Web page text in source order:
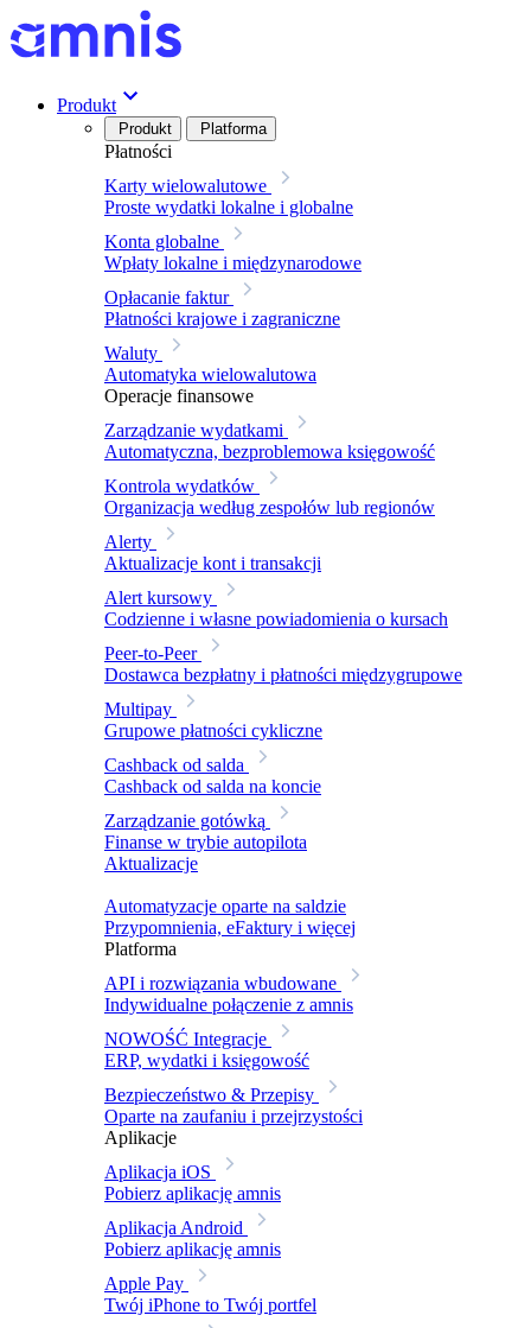
Produkt
Produkt Platforma
Płatności
Karty wielowalutowe
Proste wydatki lokalne i globalne
Konta globalne
Wpłaty lokalne i międzynarodowe
Opłacanie faktur
Płatności krajowe i zagraniczne
Waluty
Automatyka wielowalutowa
Operacje finansowe
Zarządzanie wydatkami
Automatyczna, bezproblemowa księgowość
Kontrola wydatków
Organizacja według zespołów lub regionów
Alerty
Aktualizacje kont i transakcji
Alert kursowy
Codzienne i własne powiadomienia o kursach
Peer-to-Peer
Dostawca bezpłatny i płatności międzygrupowe
Multipay
Grupowe płatności cykliczne
Cashback od salda
Cashback od salda na koncie
Zarządzanie gotówką
Finanse w trybie autopilota
Aktualizacje
Automatyzacje oparte na saldzie
Przypomnienia, eFaktury i więcej
Platforma
API i rozwiązania wbudowane
Indywidualne połączenie z amnis
NOWOŚĆ Integracje
ERP, wydatki i księgowość
Bezpieczeństwo & Przepisy
Oparte na zaufaniu i przejrzystości
Aplikacje
Aplikacja iOS
Pobierz aplikację amnis
Aplikacja Android
Pobierz aplikację amnis
Apple Pay
Twój iPhone to Twój portfel